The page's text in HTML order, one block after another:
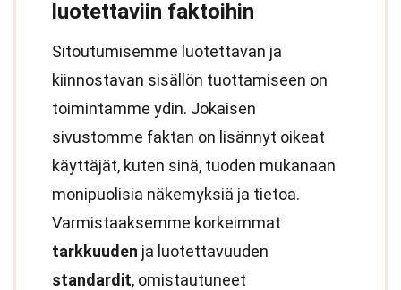
luotettaviin faktoihin
Sitoutumisemme luotettavan ja
kiinnostavan sisällön tuottamiseen on
toimintamme ydin. Jokaisen
sivustomme faktan on lisännyt oikeat
käyttäjät, kuten sinä, tuoden mukanaan
monipuolisia näkemyksiä ja tietoa.
Varmistaaksemme korkeimmat
tarkkuuden ja luotettavuuden
standardit, omistautuneet